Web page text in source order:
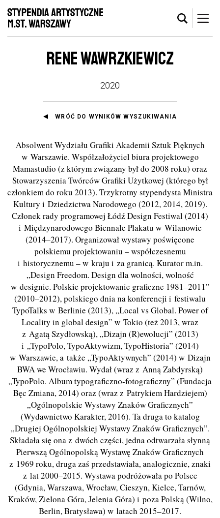
RENE WAWRZKIEWICZ
2020
WRÓĆ DO WYNIKÓW WYSZUKIWANIA
Absolwent Wydziału Grafiki Akademii Sztuk Pięknych
w Warszawie. Współzałożyciel biura projektowego
Mamastudio (z którym związany był do 2008 roku) oraz
Stowarzyszenia Twórców Grafiki Użytkowej (którego był
członkiem do roku 2013). Trzykrotny stypendysta Ministra
Kultury i Dziedzictwa Narodowego (2012, 2014, 2019).
Członek rady programowej Łódź Design Festiwal (2014)
i Międzynarodowego Biennale Plakatu w Wilanowie
(2014–2017). Organizował wystawy poświęcone
polskiemu projektowaniu – współczesnemu
i historycznemu – w kraju i za granicą. Kurator m.in.
„Design Freedom. Design dla wolności, wolność
w designie. Polskie projektowanie graficzne 1981–2011”
(2010–2012), polskiego dnia na konferencji i festiwalu
TypoTalks w Berlinie (2013), „Local vs Global. Power of
Locality in global design” w Tokio (też 2013, wraz
z Agatą Szydłowską), „Dizajn (R)ewolucji” (2013)
i „TypoPolo, TypoAktywizm, TypoHistoria” (2014)
w Warszawie, a także „TypoAktywnych” (2014) w Dizajn
BWA we Wrocławiu. Wydał (wraz z Anną Zabdyrską)
„TypoPolo. Album typograficzno-fotograficzny” (Fundacja
Bęc Zmiana, 2014) oraz (wraz z Patrykiem Hardziejem)
„Ogólnopolskie Wystawy Znaków Graficznych”
(Wydawnictwo Karakter, 2016). Ta druga to katalog
„Drugiej Ogólnopolskiej Wystawy Znaków Graficznych”.
Składała się ona z dwóch części, jedna odtwarzała słynną
Pierwszą Ogólnopolską Wystawę Znaków Graficznych
z 1969 roku, druga zaś przedstawiała, analogicznie, znaki
z lat 2000–2015. Wystawa podróżowała po Polsce
(Gdynia, Warszawa, Wrocław, Cieszyn, Kielce, Tarnów,
Kraków, Zielona Góra, Jelenia Góra) i poza Polską (Wilno,
Berlin, Bratysława) w latach 2015–2017.